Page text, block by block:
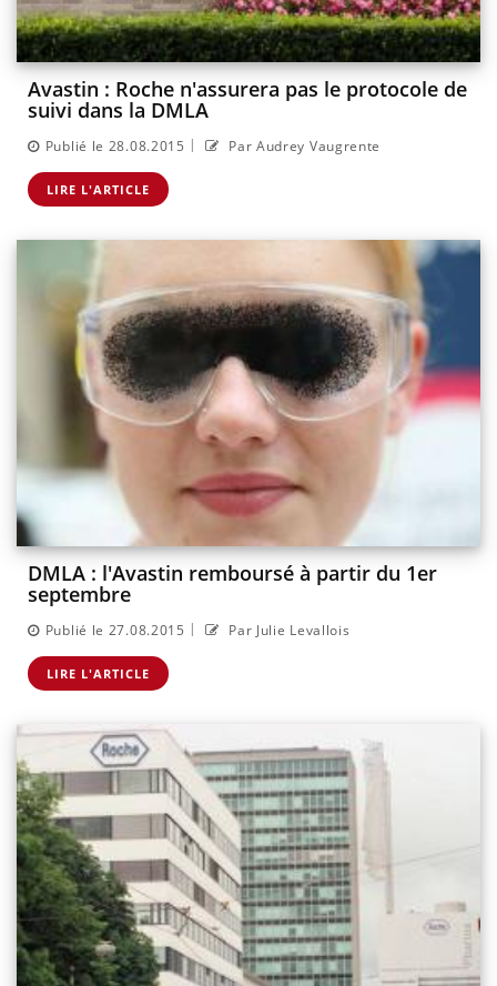
Avastin : Roche n'assurera pas le protocole de
suivi dans la DMLA
Publié le 28.08.2015 | Par Audrey Vaugrente
LIRE L'ARTICLE
DMLA : l'Avastin remboursé à partir du 1er
septembre
Publié le 27.08.2015 | Par Julie Levallois
LIRE L'ARTICLE